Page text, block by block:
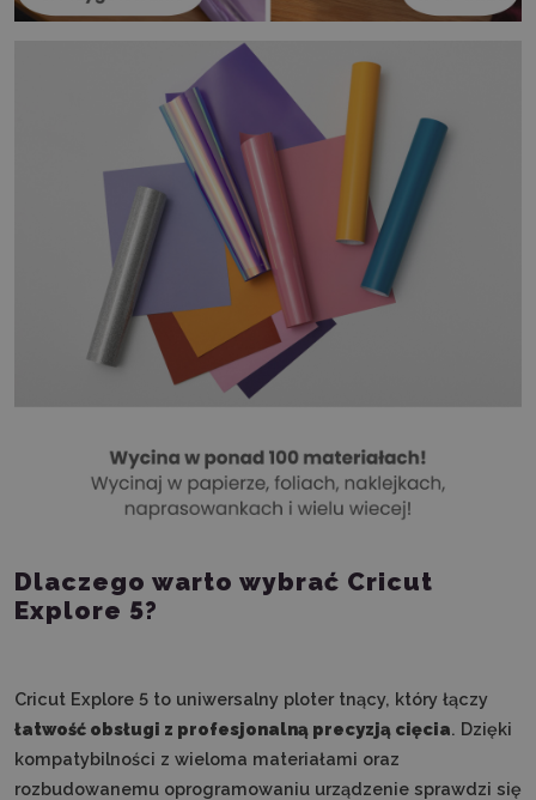
Dlaczego warto wybrać Cricut
Explore 5?
Cricut Explore 5 to uniwersalny ploter tnący, który łączy
łatwość obsługi z profesjonalną precyzją cięcia. Dzięki
kompatybilności z wieloma materiałami oraz
rozbudowanemu oprogramowaniu urządzenie sprawdzi się